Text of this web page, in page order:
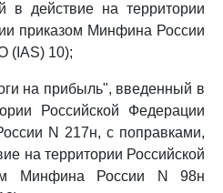
в действие на территории
приказом Минфина России
(IAS) 10);
на прибыль", введенный в
Российской Федерации
N 217н, с поправками,
на территории Российской
Минфина России N 98н